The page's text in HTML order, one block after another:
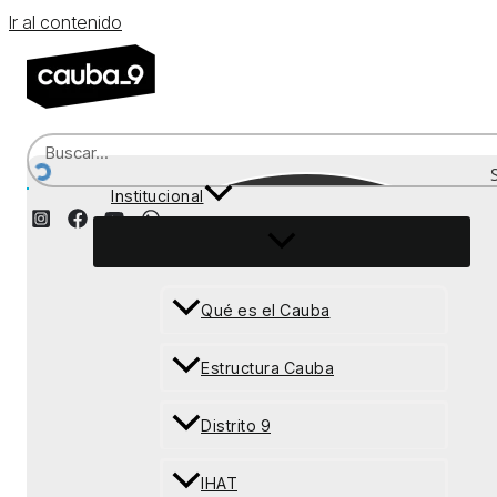
Ir al contenido
Recepción
Institucional
Qué es el Cauba
Estructura Cauba
Distrito 9
IHAT